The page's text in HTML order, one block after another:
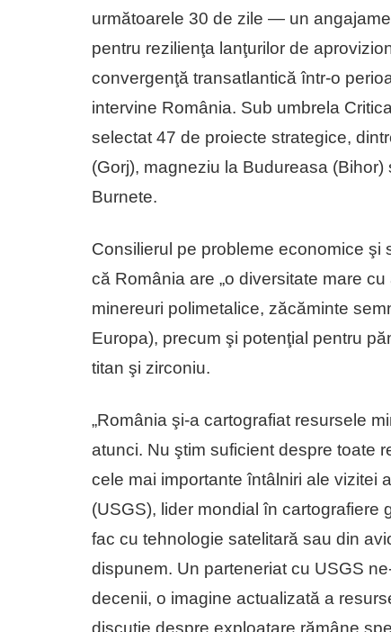
următoarele 30 de zile — un
pentru rezilienţa lanţurilor de
convergenţă transatlantică într-o
intervine România. Sub umbrela
selectat 47 de proiecte strategice,
(Gorj), magneziu la Budureasa
Burnete.
Consilierul pe probleme economice
că România are „o diversitate mare
minereuri polimetalice, zăcăminte
Europa), precum şi potenţial pentru
titan şi zirconiu.
„România şi-a cartografiat resursele
atunci. Nu ştim suficient despre toate
cele mai importante întâlniri ale vizitei
(USGS), lider mondial în cartografiere
fac cu tehnologie satelitară sau din
dispunem. Un parteneriat cu USGS
decenii, o imagine actualizată a